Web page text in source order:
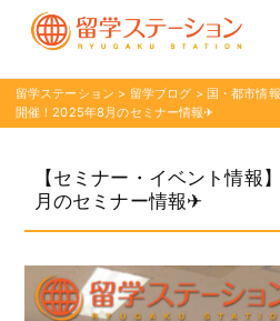
留学ステーション > 留学ブログ > 国・都市情報
開催！2025年8月のセミナー情報✈︎
【セミナー・イベント情報
月のセミナー情報✈︎